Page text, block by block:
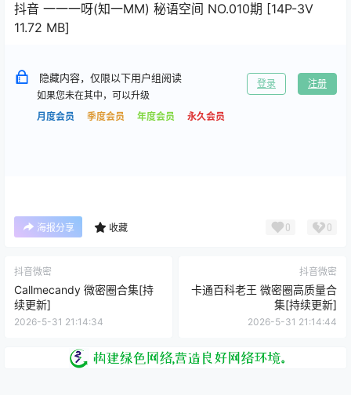
抖音 一一一呀(知一MM) 秘语空间 NO.010期 [14P-3V
11.72 MB]
隐藏内容，仅限以下用户组阅读
如果您未在其中，可以升级
月度会员
季度会员 年度会员 永久会员
登录 注册
海报分享 收藏 0 0
抖音微密
Callmecandy 微密圈合集[持
续更新]
2026-5-31 21:14:34
抖音微密
卡通百科老王 微密圈高质量合
集[持续更新]
2026-5-31 21:14:44